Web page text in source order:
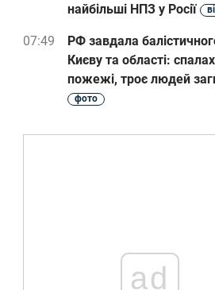
найбільші НПЗ у Росії
07:49
РФ завдала
Києву та області:
пожежі, троє людей
фото
ad